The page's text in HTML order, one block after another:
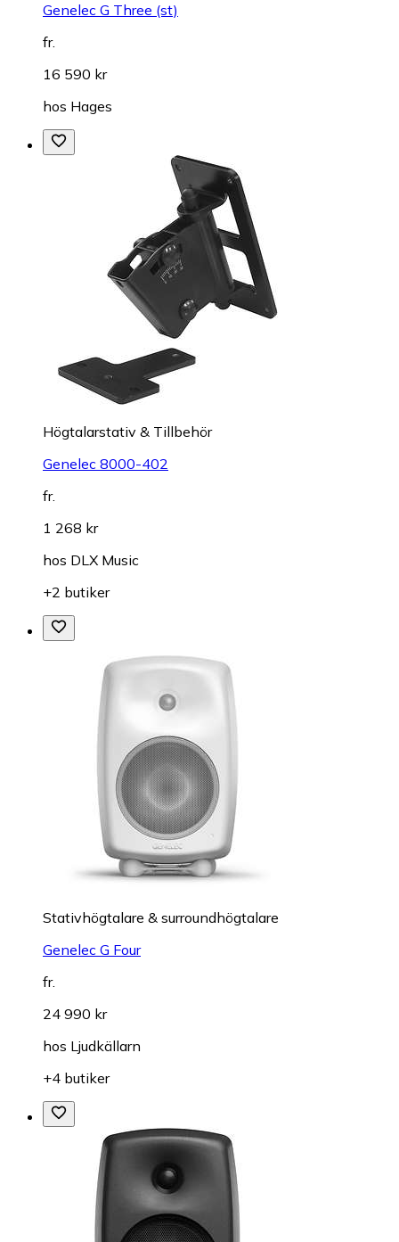
Genelec G Three (st)
fr.
16 590 kr
hos Hages
Högtalarstativ & Tillbehör
Genelec 8000-402
fr.
1 268 kr
hos DLX Music
+2 butiker
Stativhögtalare & surroundhögtalare
Genelec G Four
fr.
24 990 kr
hos Ljudkällarn
+4 butiker